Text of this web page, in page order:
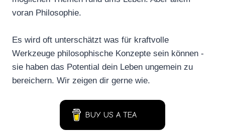
voran Philosophie.
Es wird oft unterschätzt was für kraftvolle
Werkzeuge philosophische Konzepte sein können -
sie haben das Potential dein Leben ungemein zu
bereichern. Wir zeigen dir gerne wie.
BUY US A TEA